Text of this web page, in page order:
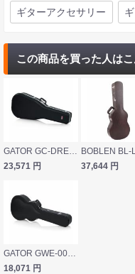
ギターアクセサリー
この商品を買った人は
23,571 円
37,644 円
18,071 円